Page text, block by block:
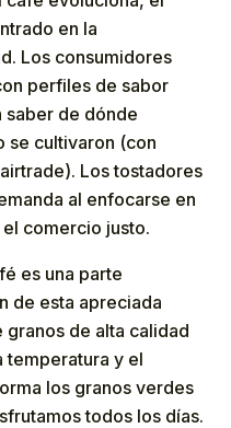
en la
Los consumidores
perfiles de sabor
saber de dónde
se cultivaron (con
Los tostadores
al enfocarse en
comercio justo.
es una parte
de esta apreciada
de alta calidad
temperatura y el
los granos verdes
todos los días.